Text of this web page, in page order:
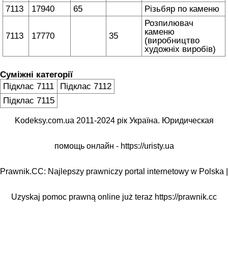
7113
17940 65 Різьбяр по каменю
7113 17770 35
Розпилювач
каменю
(виробництво
художніх виробів)
Суміжні категорії
Підклас 7111
Підклас 7112
Підклас 7115
Kodeksy.com.ua 2011-2024 рік Україна. Юридическая
помощь онлайн - https://uristy.ua
Prawnik.CC: Najlepszy prawniczy portal internetowy w Polska |
Uzyskaj pomoc prawną online już teraz https://prawnik.cc